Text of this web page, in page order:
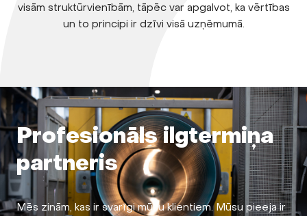
visām struktūrvienībām, tāpēc var apgalvot, ka vērtības
un to principi ir dzīvi visā uzņēmumā.
Profesionāls ilgtermiņa
partneris
Mēs zinām, kas ir svarīgi mūsu klientiem. Mūsu pieeja ir